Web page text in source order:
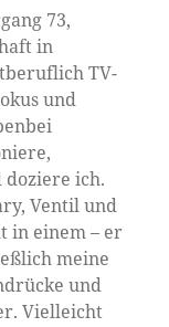
73,
in
TV-
und
ich.
Ventil und
in einem – er
meine
und
Vielleicht